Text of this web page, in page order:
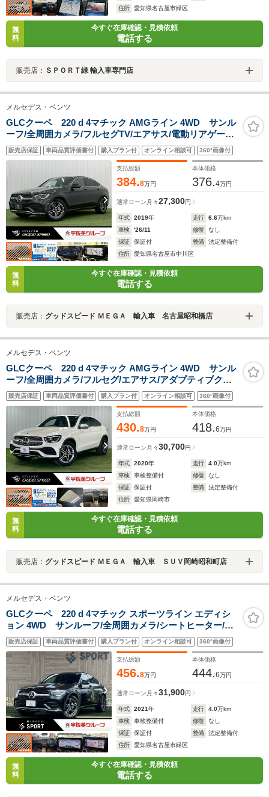
住所 愛知県名古屋市緑区
無
料
今すぐ在庫確認・見積依頼
電話する
販売店： ＳＰＯＲＴ緑 輸入車専門店
メルセデス・ベンツ
GLCクーペ 220 d 4マチック AMGライン 4WD サンル
ーフ/全周囲カメラ/フルセグTV/エアサス/電動リアゲート/
レーダークルーズ/ブラインドスポット/ワイヤレス充電/ド
ライブレコーダー/クリアランスソナー/アイドリングスト
ップ/パドルシフト/純正アルミ/
販売店保証 車両品質評価書付 購入プラン付 オンライン相談可 360°画像付
支払総額
384.8万円
本体価格
376.4万円
通常ローン 月々27,300円
年式 2019年 走行 6.6万km
車検
'26/11 修復
なし
保証
保証付 整備
法定整備付
住所
愛知県名古屋市中川区
無
料
今すぐ在庫確認・見積依頼
電話する
販売店： グッドスピード ＭＥＧＡ 輸入車 名古屋昭和橋店
メルセデス・ベンツ
GLCクーペ 220 d 4マチック AMGライン 4WD サンル
ーフ/全周囲カメラ/フルセグ/エアサス/アダプティブクル
ーズコントロール/ブラインドアシスト/パワーシート/シー
トヒーター/LEDヘッドライト/ETC車載機/アイドリングス
トップ/電動リアゲート
販売店保証 車両品質評価書付 購入プラン付 オンライン相談可 360°画像付
支払総額
430.8万円
本体価格
418.6万円
通常ローン 月々30,700円
年式 2020年 走行 4.0万km
車検
車検整備付 修復
なし
保証
保証付 整備
法定整備付
住所
愛知県岡崎市
無
料
今すぐ在庫確認・見積依頼
電話する
販売店： グッドスピード ＭＥＧＡ 輸入車 ＳＵＶ岡崎昭和町店
メルセデス・ベンツ
GLCクーペ 220 d 4マチック スポーツライン エディシ
ョン 4WD サンルーフ/全周囲カメラ/シートヒーター/電
動リアゲート/ブラインドスポットモニター/メモリー付パ
ワーシート/ワイヤレス充電/アクティブクルーズコントロ
ール/12.3インチコックピットディスプレイ
販売店保証 車両品質評価書付 購入プラン付 オンライン相談可 360°画像付
支払総額
456.8万円
本体価格
444.6万円
通常ローン 月々31,900円
年式 2021年 走行 4.0万km
車検
車検整備付 修復
なし
保証
保証付 整備
法定整備付
住所
愛知県名古屋市緑区
無
料
今すぐ在庫確認・見積依頼
電話する